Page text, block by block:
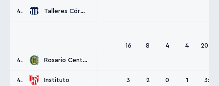
4. Talleres Córdoba
4. Rosario Central
16 8 4 4 20:16
4. Instituto 3 2 0 1 3:2